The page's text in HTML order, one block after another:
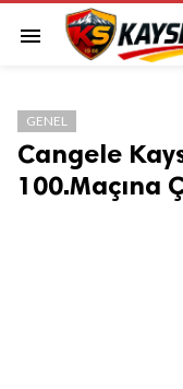
menu
GENEL
Cangele
100.Maçına